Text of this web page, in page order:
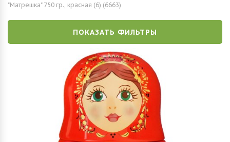
"Матрешка" 750 гр., красная (6) (6663)
ПОКАЗАТЬ ФИЛЬТРЫ